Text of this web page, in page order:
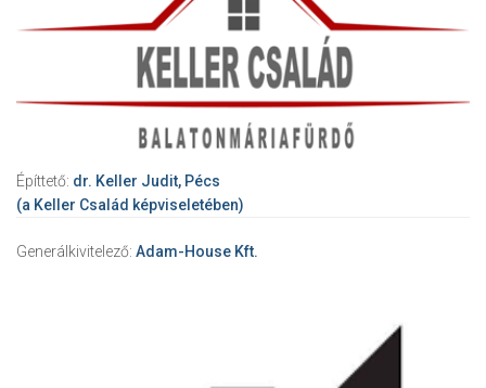
Építtető: dr. Keller Judit, Pécs
(a Keller Család képviseletében)
Generálkivitelező: Adam-House Kft.